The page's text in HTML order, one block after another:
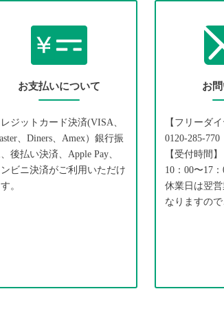
お支払いについて
ジットカード決済(VISA、
、Diners、Amex）銀行振
後払い決済、Apple Pay、
ンビニ決済がご利用いただけ
。
お
【フリーダイ
0120-285-770
【受付時間】
10：00〜17：
休業日は翌
なりますので